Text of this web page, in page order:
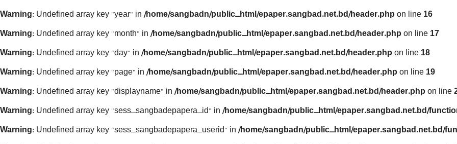
Warning: Undefined array key "year" in /home/sangbadn/public_html/epaper.sangbad.net.bd/header.php on line 16
Warning: Undefined array key "month" in /home/sangbadn/public_html/epaper.sangbad.net.bd/header.php on line 17
Warning: Undefined array key "day" in /home/sangbadn/public_html/epaper.sangbad.net.bd/header.php on line 18
Warning: Undefined array key "page" in /home/sangbadn/public_html/epaper.sangbad.net.bd/header.php on line 19
Warning: Undefined array key "displayname" in /home/sangbadn/public_html/epaper.sangbad.net.bd/header.php on line
Warning: Undefined array key "sess_sangbadepapera_id" in /home/sangbadn/public_html/epaper.sangbad.net.bd/
Warning: Undefined array key "sess_sangbadepapera_userid" in /home/sangbadn/public_html/epaper.sangbad.net.bd/